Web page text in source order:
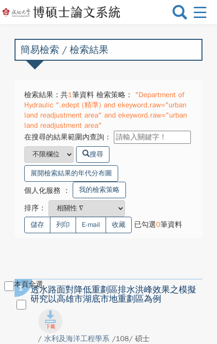
選
換
簡易檢索 / 檢索結果
檢索結果：共1筆資料 檢索策略：
"Department of
Hydraulic ".edept (精準) and ekeyword.raw="urban
land readjustment area" and ekeyword.raw="urban
land readjustment area"
在搜尋的結果範圍內查詢：
搜尋
展開檢索結果的年代分布圖
個人化服務 ： 我的檢索策略
排序：
儲存 列印 E-mail 收藏 已勾選0筆資料
本頁全選
1
透水路面對降低重劃區排水洪峰效果之模擬
研究以高雄市湖底市地重劃區為例
/ 水利及海洋工程學系 /108/ 碩士